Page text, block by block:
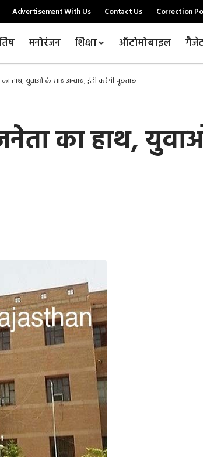
Advertisement With Us Contact Us Correction
मनोरंजन शिक्षा ऑटोमोबाइल
का हाथ, युवाओं के साथ अन्याय, ईडी करेगी पूछताछ
का हाथ,